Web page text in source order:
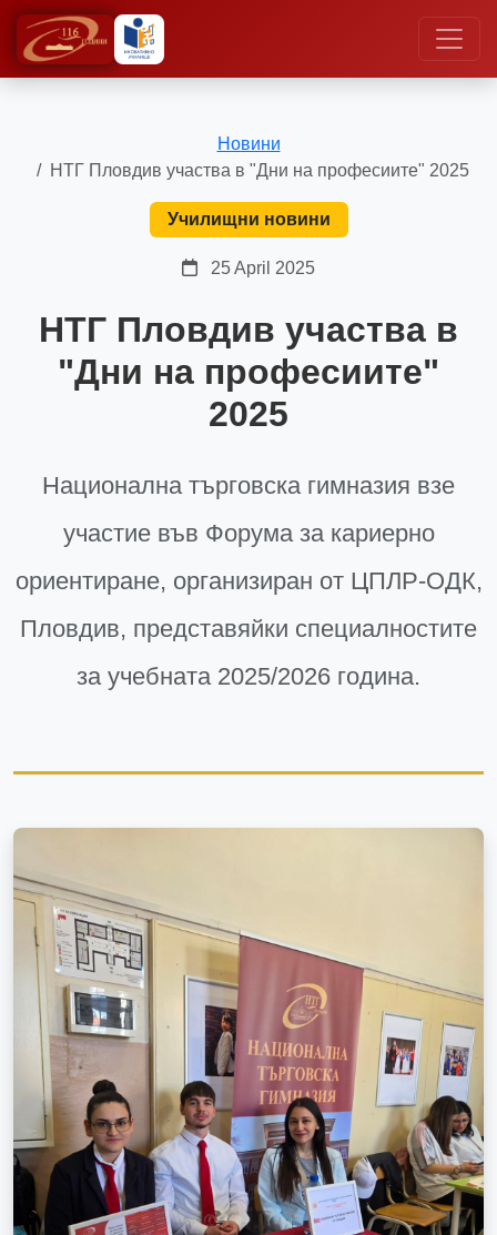
Новини
НТГ Пловдив участва в "Дни на професиите" 2025
Училищни новини
25 April 2025
НТГ Пловдив участва в
"Дни на професиите"
2025
Национална търговска гимназия взе
участие във Форума за кариерно
ориентиране, организиран от ЦПЛР-ОДК,
Пловдив, представяйки специалностите
за учебната 2025/2026 година.